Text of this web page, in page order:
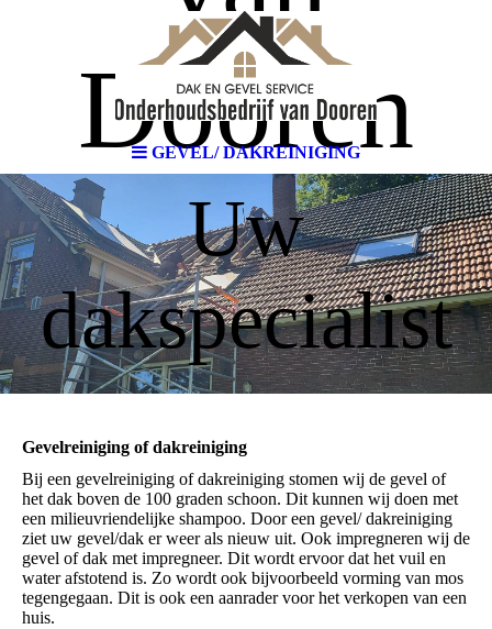
GEVEL/ DAKREINIGING
Dooren
Uw
dakspecialist
Gevelreiniging of dakreiniging
Bij een gevelreiniging of dakreiniging stomen wij de gevel of
het dak boven de 100 graden schoon. Dit kunnen wij doen met
een milieuvriendelijke shampoo. Door een gevel/ dakreiniging
ziet uw gevel/dak er weer als nieuw uit. Ook impregneren wij de
gevel of dak met impregneer. Dit wordt ervoor dat het vuil en
water afstotend is. Zo wordt ook bijvoorbeeld vorming van mos
tegengegaan. Dit is ook een aanrader voor het verkopen van een
huis.